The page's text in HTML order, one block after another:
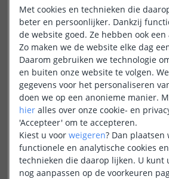
Led strip profiel breed
19 mm - compleet 1M
(8 reviews)
Met cookies en technieken die
beter en persoonlijker. Dankzij
de website goed. Ze hebben ook
Zo maken we de website elke dag
Daarom gebruiken we technologie
en buiten onze website te volgen.
gegevens voor het personaliseren
doen we op een anonieme manier.
hier alles over onze cookie- en
'Accepteer' om te accepteren.
Kiest u voor weigeren? Dan plaatsen
functionele en analytische cookies
technieken die daarop lijken. U kunt
nog aanpassen op de voorkeuren